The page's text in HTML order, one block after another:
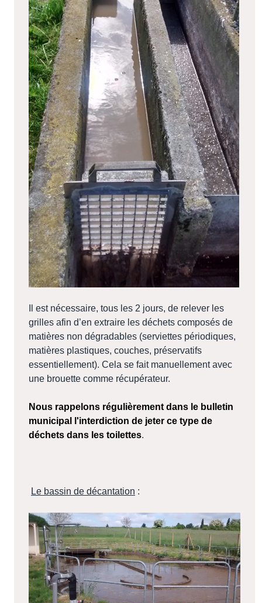
Il est nécessaire, tous les 2 jours, de relever les
grilles afin d’en extraire les déchets composés de
matières non dégradables (serviettes périodiques,
matières plastiques, couches, préservatifs
essentiellement). Cela se fait manuellement avec
une brouette comme récupérateur.
Nous rappelons régulièrement dans le bulletin
municipal l'interdiction de jeter ce type de
déchets dans les toilettes.
Le bassin de décantation :